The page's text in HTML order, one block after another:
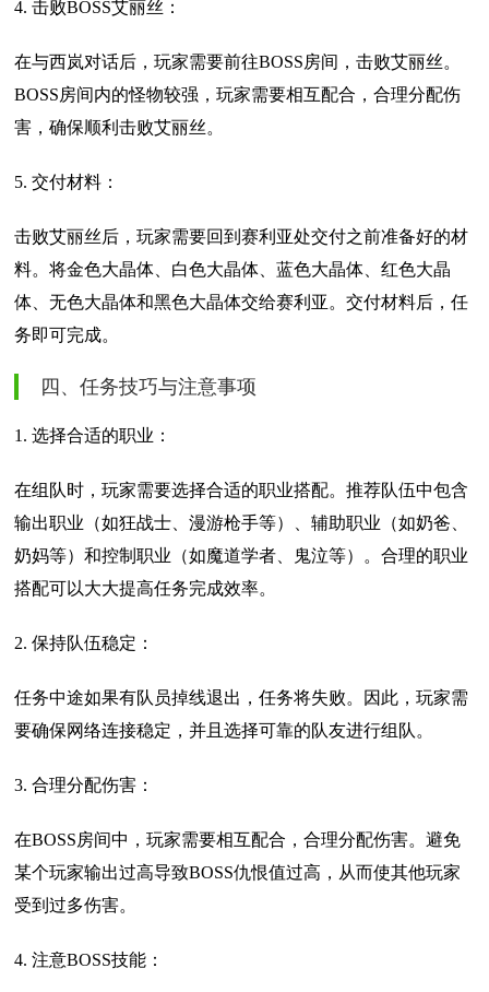
4. 击败BOSS艾丽丝：
在与西岚对话后，玩家需要前往BOSS房间，击败艾丽丝。
BOSS房间内的怪物较强，玩家需要相互配合，合理分配伤
害，确保顺利击败艾丽丝。
5. 交付材料：
击败艾丽丝后，玩家需要回到赛利亚处交付之前准备好的材
料。将金色大晶体、白色大晶体、蓝色大晶体、红色大晶
体、无色大晶体和黑色大晶体交给赛利亚。交付材料后，任
务即可完成。
四、任务技巧与注意事项
1. 选择合适的职业：
在组队时，玩家需要选择合适的职业搭配。推荐队伍中包含
输出职业（如狂战士、漫游枪手等）、辅助职业（如奶爸、
奶妈等）和控制职业（如魔道学者、鬼泣等）。合理的职业
搭配可以大大提高任务完成效率。
2. 保持队伍稳定：
任务中途如果有队员掉线退出，任务将失败。因此，玩家需
要确保网络连接稳定，并且选择可靠的队友进行组队。
3. 合理分配伤害：
在BOSS房间中，玩家需要相互配合，合理分配伤害。避免
某个玩家输出过高导致BOSS仇恨值过高，从而使其他玩家
受到过多伤害。
4. 注意BOSS技能：